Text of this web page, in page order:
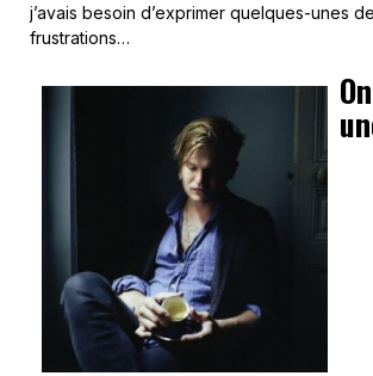
j’avais besoin d’exprimer quelques-unes
frustrations…